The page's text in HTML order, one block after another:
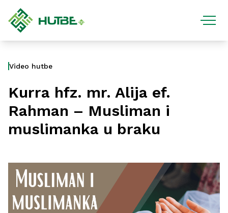
Video hutbe
Kurra hfz. mr. Alija ef.
Rahman – Musliman i
muslimanka u braku